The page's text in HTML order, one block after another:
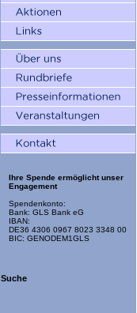
Ihre Spende ermöglicht unser
Engagement
Spendenkonto:
Bank: GLS Bank eG
IBAN:
DE36 4306 0967 8023 3348 00
BIC: GENODEM1GLS
Suche